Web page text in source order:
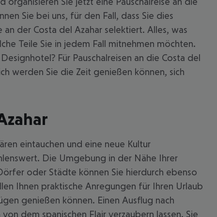
Sie bei uns, für den Fall, dass Sie dies
der Costa del Azahar selektiert. Alles, was
Teile Sie in jedem Fall mitnehmen möchten.
Für Pauschalreisen an die Costa del
werden Sie die Zeit genießen können, sich
eintauchen und eine neue Kultur
Die Umgebung in der Nähe Ihrer
oder Städte können Sie hierdurch ebenso
Ihnen praktische Anregungen für Ihren Urlaub
genießen können. Einen Ausflug nach
dem spanischen Flair verzaubern lassen. Sie